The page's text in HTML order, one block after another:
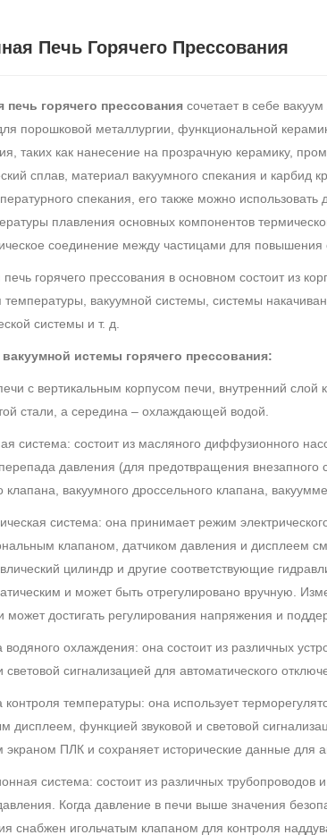
Печь Горячего Прессования
печь горячего прессования сочетает в себе
порошковой металлургии, функциональной
таких как нанесение на прозрачную керамику,
сплав, материал вакуумного спекания и карбид
спекания, его также можно
плавления основных компонентов
соединение между частицами для повышения
горячего прессования в основном состоит из
температуры, вакуумной системы, системы
системы и т. д.
истемы горячего прессования:
с вертикальным корпусом печи, внутренний
стали, а середина – охлаждающей водой.
система: состоит из масляного диффузионного
давления (для предотвращения внезапного
клапана, вакуумного дроссельного клапана,
система: она принимает режим
клапаном, датчиком давления и дисплеем
цилиндр и другие соответствующие
и может быть отрегулировано вручную.
может достигать регулирования напряжения и
охлаждения: она состоит из различных
световой сигнализацией для автоматического
контроля температуры: она использует
дисплеем, функцией звуковой и световой
экраном ПЛК и сохраняет исторические данные для
система: состоит из различных
Когда давление в печи выше значения
снабжен игольчатым клапаном для контроля